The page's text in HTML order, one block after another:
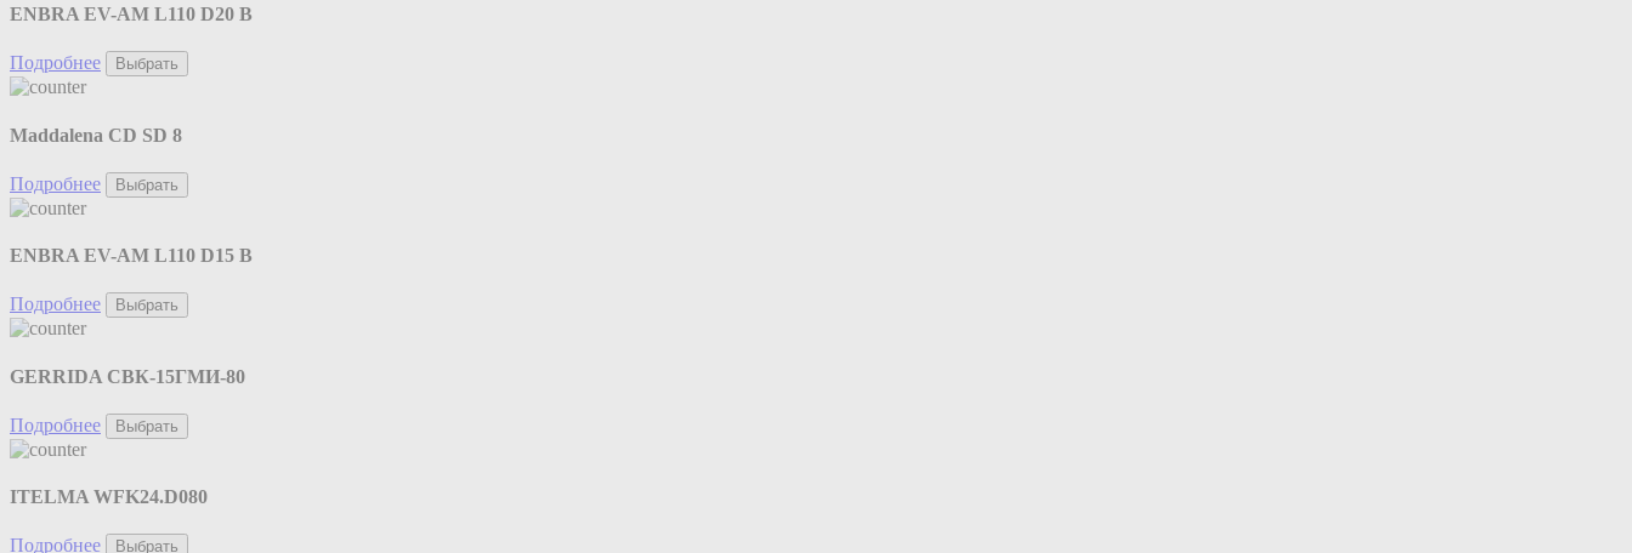
ENBRA EV-AM L110 D20 B
Подробнее Выбрать
Maddalena CD SD 8
Подробнее Выбрать
ENBRA EV-AM L110 D15 B
Подробнее Выбрать
GERRIDA СВК-15ГМИ-80
Подробнее Выбрать
ITELMA WFK24.D080
Подробнее Выбрать